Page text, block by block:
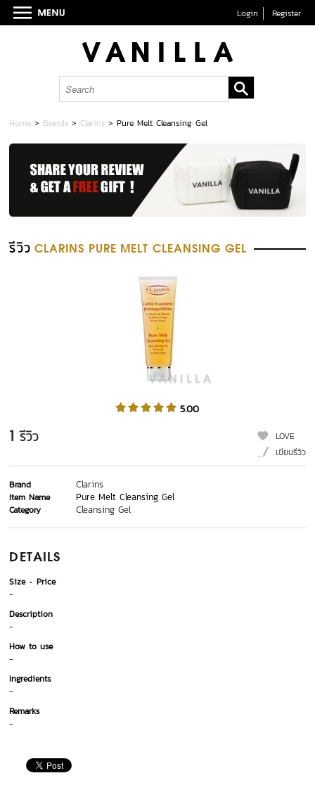
Login Register
Home > Brands > Clarins >Pure Melt Cleansing Gel
รีวิว CLARINS PURE MELT CLEANSING GEL
5.00
1 รีวิว
LOVE
เขียนรีวิว
Brand Clarins
Item Name Pure Melt Cleansing Gel
Category Cleansing Gel
DETAILS
Size
Price
-
Description
-
How to use
-
Ingredients
-
Remarks
-